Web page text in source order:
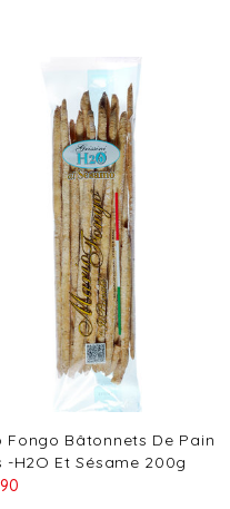
Fongo Bâtonnets De Pain
-H2O Et Sésame 200g